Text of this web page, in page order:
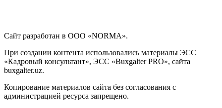
Сайт разработан в ООО «NORMA».
При создании контента использовались материалы ЭСС
«Кадровый консультант», ЭСС «Buxgalter PRO», сайта
buxgalter.uz.
Копирование материалов сайта без согласования с
администрацией ресурса запрещено.